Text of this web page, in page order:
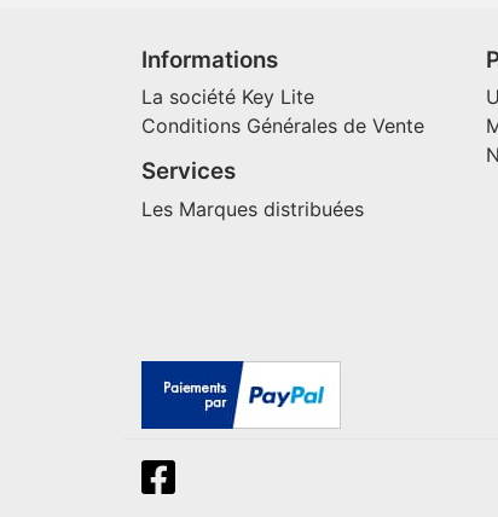
Informations
La société Key Lite
Conditions Générales de Vente
Services
Les Marques distribuées